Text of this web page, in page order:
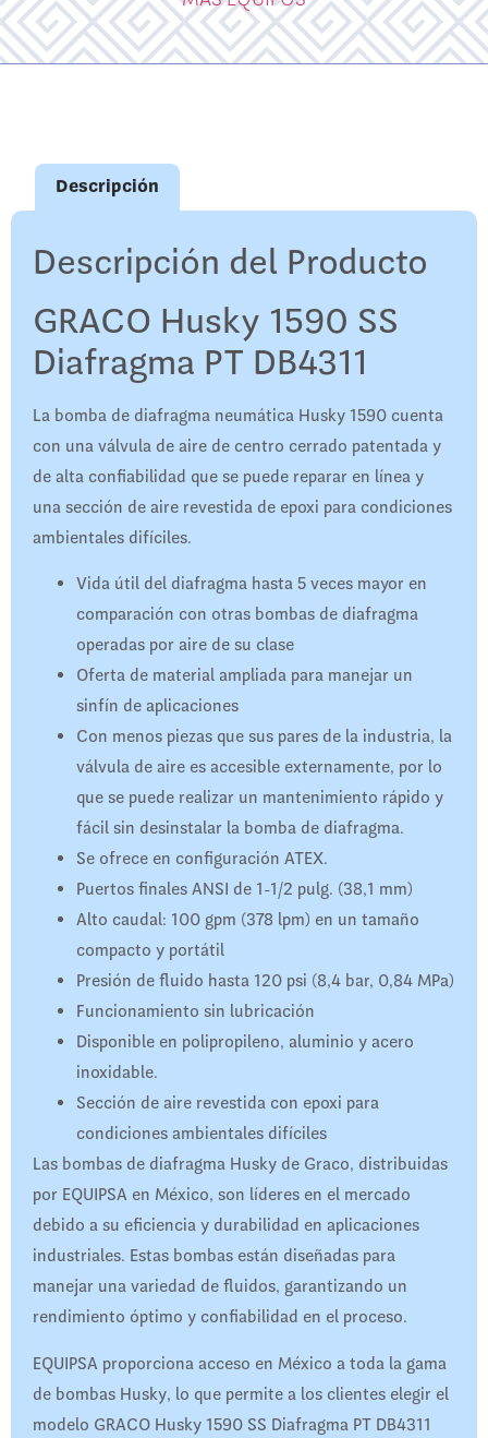
Descripción
Descripción del Producto
GRACO Husky 1590 SS
Diafragma PT DB4311
La bomba de diafragma neumática Husky 1590 cuenta
con una válvula de aire de centro cerrado patentada y
de alta confiabilidad que se puede reparar en línea y
una sección de aire revestida de epoxi para condiciones
ambientales difíciles.
Vida útil del diafragma hasta 5 veces mayor en
comparación con otras bombas de diafragma
operadas por aire de su clase
Oferta de material ampliada para manejar un
sinfín de aplicaciones
Con menos piezas que sus pares de la industria, la
válvula de aire es accesible externamente, por lo
que se puede realizar un mantenimiento rápido y
fácil sin desinstalar la bomba de diafragma.
Se ofrece en configuración ATEX.
Puertos finales ANSI de 1-1/2 pulg. (38,1 mm)
Alto caudal: 100 gpm (378 lpm) en un tamaño
compacto y portátil
Presión de fluido hasta 120 psi (8,4 bar, 0,84 MPa)
Funcionamiento sin lubricación
Disponible en polipropileno, aluminio y acero
inoxidable.
Sección de aire revestida con epoxi para
condiciones ambientales difíciles
Las bombas de diafragma Husky de Graco, distribuidas
por EQUIPSA en México, son líderes en el mercado
debido a su eficiencia y durabilidad en aplicaciones
industriales. Estas bombas están diseñadas para
manejar una variedad de fluidos, garantizando un
rendimiento óptimo y confiabilidad en el proceso.
EQUIPSA proporciona acceso en México a toda la gama
de bombas Husky, lo que permite a los clientes elegir el
modelo GRACO Husky 1590 SS Diafragma PT DB4311